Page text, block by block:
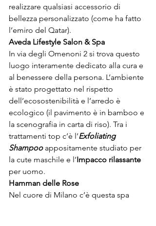
realizzare qualsiasi accessorio di
bellezza personalizzato (come ha fatto
l’emiro del Qatar).
Aveda Lifestyle Salon & Spa
In via degli Omenoni 2 si trova questo
luogo interamente dedicato alla cura e
al benessere della persona. L’ambiente
è stato progettato nel rispetto
dell’ecosostenibilità e l’arredo è
ecologico (il pavimento è in bamboo e
la scenografia in carta di riso). Tra i
trattamenti top c’è l’Exfoliating
Shampoo appositamente studiato per
la cute maschile e l’Impacco rilassante
per uomo.
Hamman delle Rose
Nel cuore di Milano c’è questa spa